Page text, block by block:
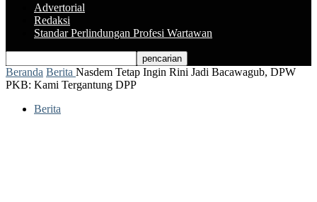
Advertorial
Redaksi
Standar Perlindungan Profesi Wartawan
Beranda Berita Nasdem Tetap Ingin Rini Jadi Bacawagub, DPW
PKB: Kami Tergantung DPP
Berita